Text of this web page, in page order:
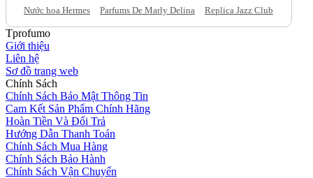
Nước hoa Hermes
Parfums De Marly Delina Replica Jazz Club
Tprofumo
Giới thiệu
Liên hệ
Sơ đồ trang web
Chính Sách
Chính Sách Bảo Mật Thông Tin
Cam Kết Sản Phẩm Chính Hãng
Hoàn Tiền Và Đổi Trả
Hướng Dẫn Thanh Toán
Chính Sách Mua Hàng
Chính Sách Bảo Hành
Chính Sách Vận Chuyển